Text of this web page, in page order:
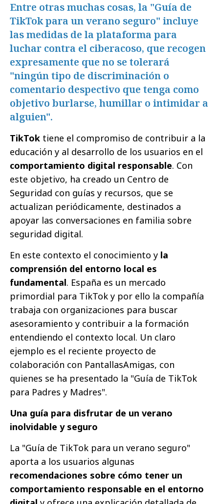
Entre otras muchas cosas, la "Guía de
TikTok para un verano seguro" incluye
las medidas de la plataforma para
luchar contra el ciberacoso, que recogen
expresamente que no se tolerará
"ningún tipo de discriminación o
comentario despectivo que tenga como
objetivo burlarse, humillar o intimidar a
alguien".
TikTok tiene el compromiso de contribuir a la
educación y al desarrollo de los usuarios en el
comportamiento digital responsable. Con
este objetivo, ha creado un Centro de
Seguridad con guías y recursos, que se
actualizan periódicamente, destinados a
apoyar las conversaciones en familia sobre
seguridad digital.
En este contexto el conocimiento y la
comprensión del entorno local es
fundamental. España es un mercado
primordial para TikTok y por ello la compañía
trabaja con organizaciones para buscar
asesoramiento y contribuir a la formación
entendiendo el contexto local. Un claro
ejemplo es el reciente proyecto de
colaboración con PantallasAmigas, con
quienes se ha presentado la "Guía de TikTok
para Padres y Madres".
Una guía para disfrutar de un verano
inolvidable y seguro
La "Guía de TikTok para un verano seguro"
aporta a los usuarios algunas
recomendaciones sobre cómo tener un
comportamiento responsable en el entorno